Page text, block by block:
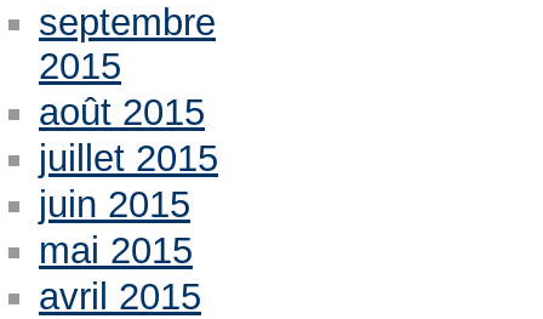
septembre
2015
août 2015
juillet 2015
juin 2015
mai 2015
avril 2015